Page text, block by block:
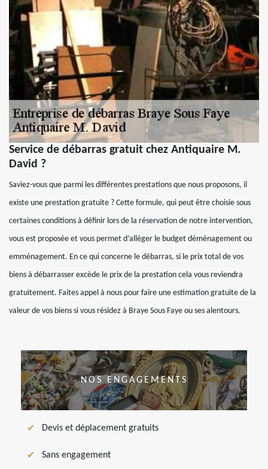
Service de débarras gratuit chez Antiquaire M.
David ?
Saviez-vous que parmi les différentes prestations que nous proposons, il
existe une prestation gratuite ? Cette formule, qui peut être choisie sous
certaines conditions à définir lors de la réservation de notre intervention,
vous est proposée et vous permet d’alléger le budget déménagement ou
emménagement. En ce qui concerne le débarras, si le prix total de vos
biens à débarrasser excède le prix de la prestation cela vous reviendra
gratuitement. Faites appel à nous pour faire une estimation gratuite de la
valeur de vos biens si vous résidez à Braye Sous Faye ou ses alentours.
NOS ENGAGEMENTS
Devis et déplacement gratuits
Sans engagement